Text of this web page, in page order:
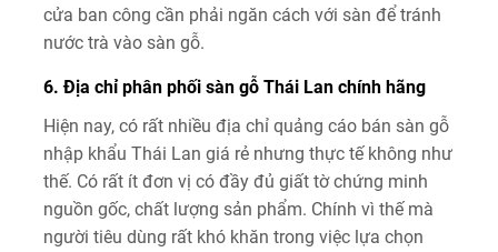
cửa ban công cần phải ngăn cách với sàn để tránh
nước trà vào sàn gỗ.
6. Địa chỉ phân phối sàn gỗ Thái Lan chính hãng
Hiện nay, có rất nhiều địa chỉ quảng cáo bán sàn gỗ
nhập khẩu Thái Lan giá rẻ nhưng thực tế không như
thế. Có rất ít đơn vị có đầy đủ giất tờ chứng minh
nguồn gốc, chất lượng sản phẩm. Chính vì thế mà
người tiêu dùng rất khó khăn trong việc lựa chọn